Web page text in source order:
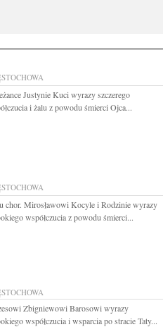
Justynie Kuci wyrazy szczerego
i żalu z powodu śmierci Ojca...
chor. Mirosławowi Kocyle i Rodzinie wyrazy
współczucia z powodu śmierci...
Zbigniewowi Barosowi wyrazy
współczucia i wsparcia po stracie Taty...